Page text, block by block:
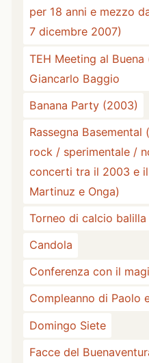
per 18 anni e mezzo
7 dicembre 2007)
TEH Meeting al
Giancarlo Baggio
Banana Party (2003)
Rassegna
rock / sperimentale /
concerti tra il 2003 e
Martinuz e Onga)
Torneo di calcio balilla
Candola
Conferenza con il
Compleanno di Paolo
Domingo Siete
Facce del